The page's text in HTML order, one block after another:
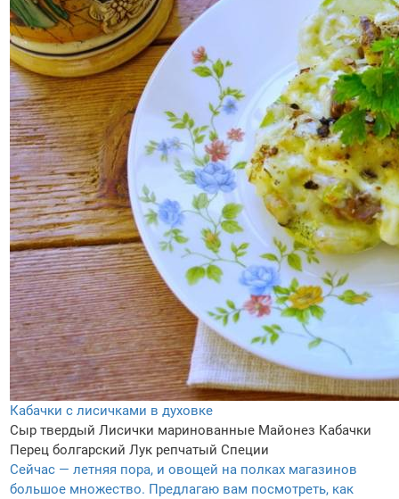
Кабачки с лисичками в духовке
Сыр твердый Лисички маринованные Майонез Кабачки
Перец болгарский Лук репчатый Специи
Сейчас — летняя пора, и овощей на полках магазинов
большое множество. Предлагаю вам посмотреть, как